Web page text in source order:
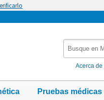
Acerca
Pruebas médicas